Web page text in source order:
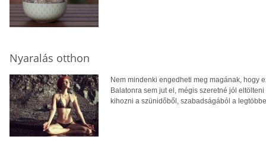
Nyaralás otthon
Nem mindenki engedheti meg magának, hogy
Balatonra sem jut el, mégis szeretné jól
kihozni a szünidőből, szabadságából a